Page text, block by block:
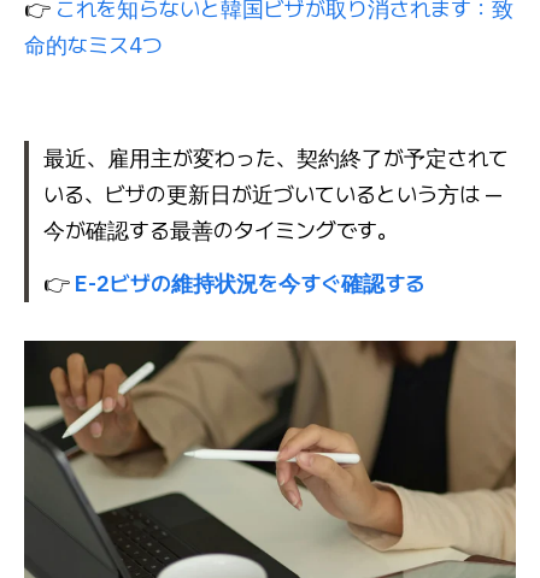
👉 これを知らないと韓国ビザが取り消されます：致
命的なミス4つ
最近、雇用主が変わった、契約終了が予定されて
いる、ビザの更新日が近づいているという方は —
今が確認する最善のタイミングです。
👉 E-2ビザの維持状況を今すぐ確認する